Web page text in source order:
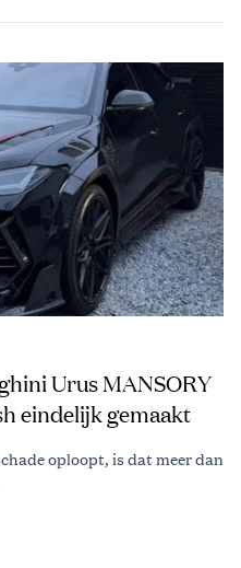
Urus MANSORY
eindelijk gemaakt
oploopt, is dat meer dan